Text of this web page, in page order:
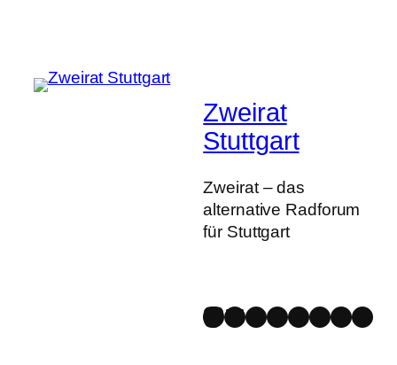
Zweirat
Stuttgart
Zweirat – das
alternative Radforum
für Stuttgart
Mastodon
Bluesky
Instagram
Facebook
Spotify
YouTube
Strava
Link